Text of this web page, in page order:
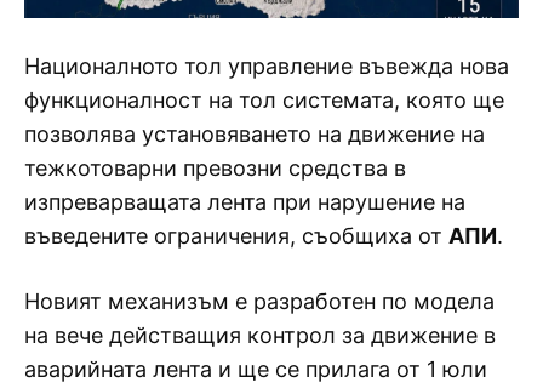
Националното тол управление въвежда нова
функционалност на тол системата, която ще
позволява установяването на движение на
тежкотоварни превозни средства в
изпреварващата лента при нарушение на
въведените ограничения, съобщиха от АПИ.
Новият механизъм е разработен по модела
на вече действащия контрол за движение в
аварийната лента и ще се прилага от 1 юли